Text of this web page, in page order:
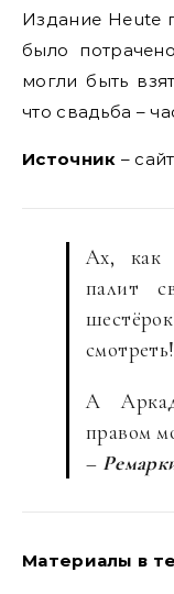
Издание Heute
было
могли быть
что свадьба –
Источник –
Ах, как
палит
А
правом
–
Материалы в